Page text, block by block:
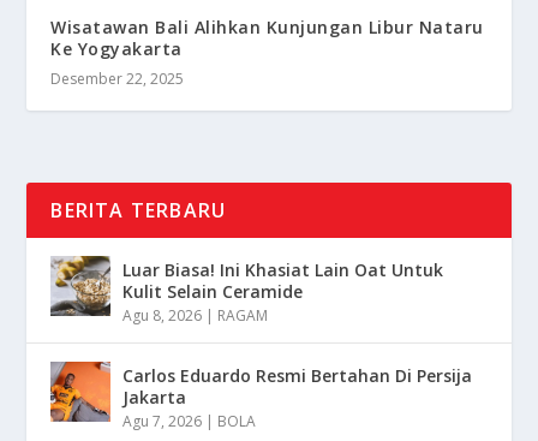
Wisatawan Bali Alihkan Kunjungan Libur Nataru
Ke Yogyakarta
Desember 22, 2025
BERITA TERBARU
Luar Biasa! Ini Khasiat Lain Oat Untuk
Kulit Selain Ceramide
Agu 8, 2026 | RAGAM
Carlos Eduardo Resmi Bertahan Di Persija
Jakarta
Agu 7, 2026 | BOLA